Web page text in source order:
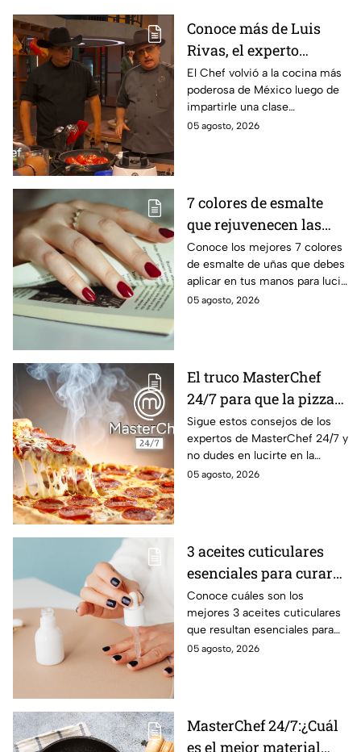
Conoce más de Luis
Rivas, el experto
parrillero que fue
invitado a la batalla por
equipos de MasterChef
24/7
El Chef volvió a la cocina más
poderosa de México luego de
impartirle una clase
personalizada a Ixdit
05 agosto, 2026
7 colores de esmalte
que rejuvenecen las
manos al instante y
combinan con todo
Conoce los mejores 7 colores
de esmalte de uñas que debes
aplicar en tus manos para lucir
una piel mucho más brillante y
05 agosto, 2026
El truco MasterChef
24/7 para que la pizza
quede crujiente y
deliciosa
Sigue estos consejos de los
expertos de MasterChef 24/7 y
no dudes en lucirte en la
cocina.
05 agosto, 2026
3 aceites cuticulares
esenciales para curar
las uñas quebradizas y
la piel abierta
Conoce cuáles son los
mejores 3 aceites cuticulares
que resultan esenciales para
que puedas curar las uñas
05 agosto, 2026
MasterChef 24/7:¿Cuál
es el mejor material